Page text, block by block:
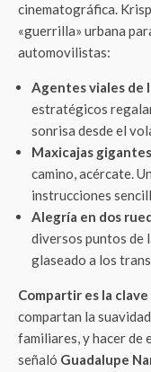
cinematográfica.
«guerrilla» urbana
automovilistas:
Agentes viales de
estratégicos
sonrisa desde el
Maxicajas
camino, acércate.
instrucciones
Alegría en dos
diversos puntos de
glaseado a los
Compartir es la clave
compartan la
familiares, y hacer de
señaló Guadalupe